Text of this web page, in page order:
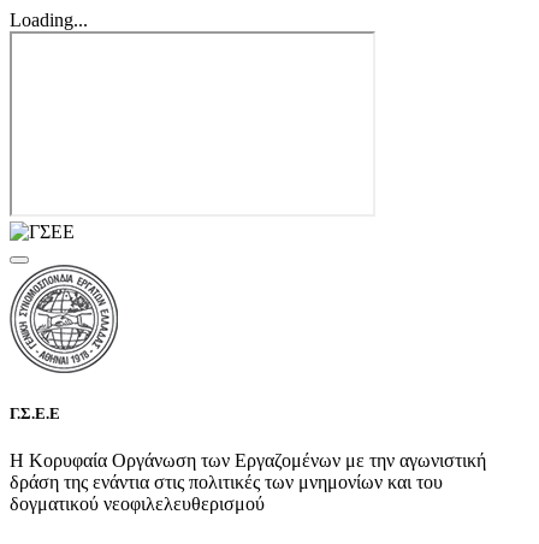
Loading...
Γ.Σ.Ε.Ε
Η Κορυφαία Οργάνωση των Εργαζομένων με την αγωνιστική
δράση της ενάντια στις πολιτικές των μνημονίων και του
δογματικού νεοφιλελευθερισμού